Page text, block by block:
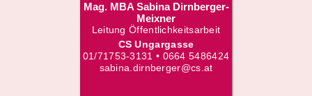
Mag. MBA Sabina Dirnberger-
Meixner
Leitung Öffentlichkeitsarbeit
CS Ungargasse
01/71753-3131 • 0664 5486424
sabina.dirnberger@cs.at